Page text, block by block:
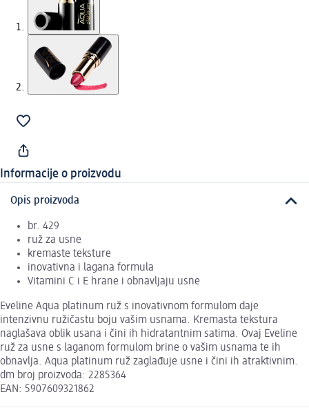
Informacije o proizvodu
Opis proizvoda
br. 429
ruž za usne
kremaste teksture
inovativna i lagana formula
Vitamini C i E hrane i obnavljaju usne
Eveline Aqua platinum ruž s inovativnom formulom daje
intenzivnu ružičastu boju vašim usnama. Kremasta tekstura
naglašava oblik usana i čini ih hidratantnim satima. Ovaj Eveline
ruž za usne s laganom formulom brine o vašim usnama te ih
obnavlja. Aqua platinum ruž zaglađuje usne i čini ih atraktivnim.
dm broj proizvoda: 2285364
EAN: 5907609321862